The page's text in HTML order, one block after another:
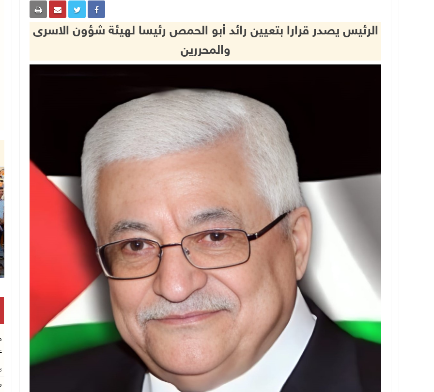
الرئيس يصدر قرارا بتعيين رائد أبو الحمص رئيسا لهيئة شؤون الاسرى
والمحررين
انتشال رفات شهيد مجهول الهوية بخان